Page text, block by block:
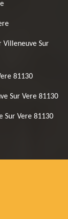
Sur
81130
Sur Vere 81130
Sur Vere 81130